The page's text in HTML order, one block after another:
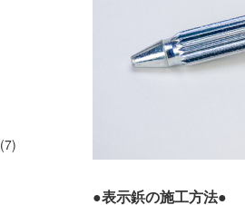
(7)
●表示鋲の施工方法●